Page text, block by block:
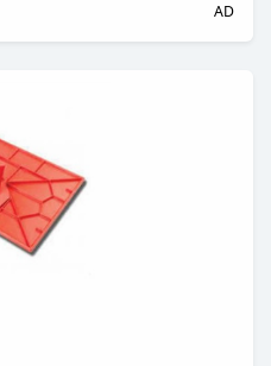
AD